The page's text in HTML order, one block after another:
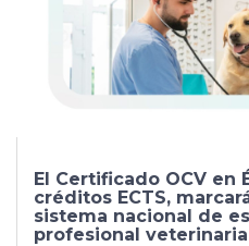
El Certificado OCV en
créditos ECTS,
sistema nacional de
profesional veterinaria